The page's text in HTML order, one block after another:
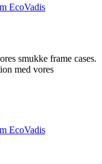
EcoVadis
smukke frame cases.
med vores
EcoVadis